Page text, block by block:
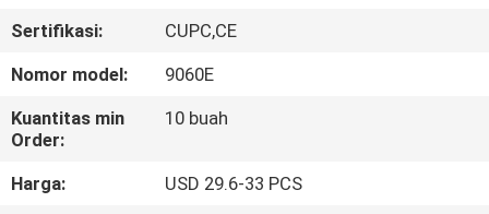
TUR
PABRIK
KONTROL
KUALITAS
Sertifikasi:
CUPC,CE
Nomor model:
9060E
Kuantitas min
Order:
10 buah
Harga:
USD 29.6-33 PCS